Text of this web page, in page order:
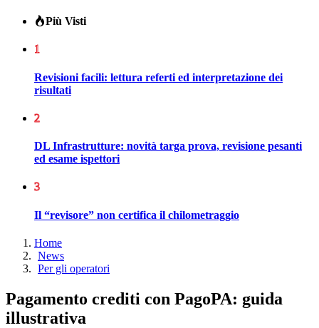
Più Visti
1
Revisioni facili: lettura referti ed interpretazione dei
risultati
2
DL Infrastrutture: novità targa prova, revisione pesanti
ed esame ispettori
3
Il “revisore” non certifica il chilometraggio
Home
News
Per gli operatori
Pagamento crediti con PagoPA: guida
illustrativa